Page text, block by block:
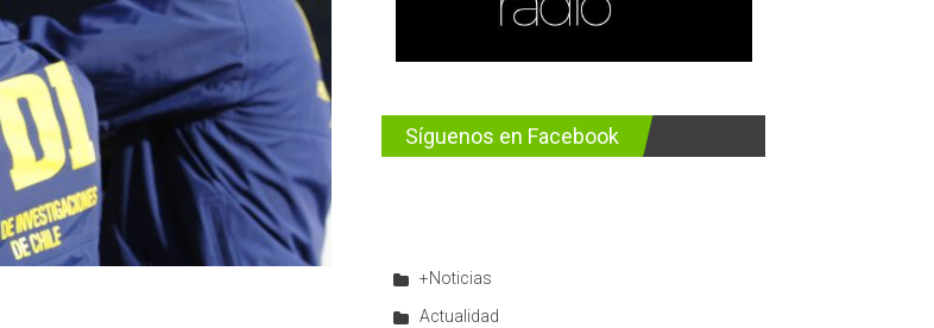
Síguenos en Facebook
+Noticias
Actualidad